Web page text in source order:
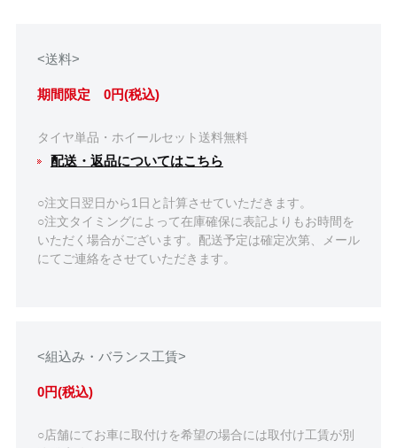
<送料>
期間限定 0円(税込)
タイヤ単品・ホイールセット送料無料
配送・返品についてはこちら
○注文日翌日から1日と計算させていただきます。
○注文タイミングによって在庫確保に表記よりもお時間を
いただく場合がございます。配送予定は確定次第、メール
にてご連絡をさせていただきます。
<組込み・バランス工賃>
0円(税込)
○店舗にてお車に取付けを希望の場合には取付け工賃が別